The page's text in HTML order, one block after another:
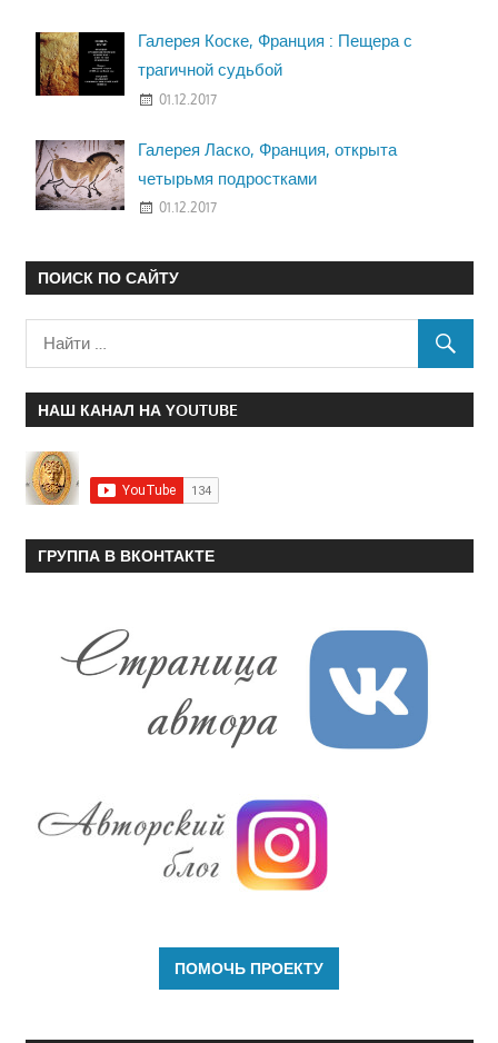
Галерея Коске, Франция : Пещера с
трагичной судьбой
01.12.2017
Галерея Ласко, Франция, открыта
четырьмя подростками
01.12.2017
ПОИСК ПО САЙТУ
НАШ КАНАЛ НА YOUTUBE
ГРУППА В ВКОНТАКТЕ